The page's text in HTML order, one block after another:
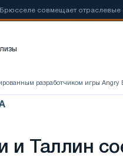
совмещает отраслевые
разработчиком игры Angry
и Таллин